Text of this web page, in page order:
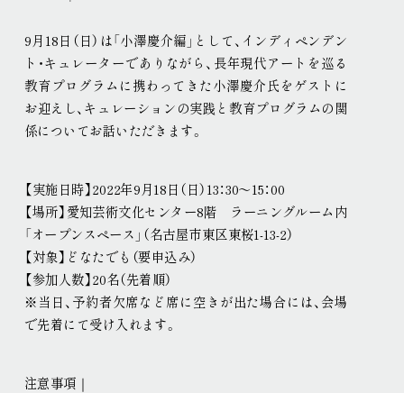
9月18日（日）は「小澤慶介編」として、インディペンデン
ト・キュレーターでありながら、長年現代アートを巡る
教育プログラムに携わってきた小澤慶介氏をゲストに
お迎えし、キュレーションの実践と教育プログラムの関
係についてお話いただきます。
【実施日時】2022年9月18日（日）13：30～15：00
【場所】愛知芸術文化センター8階 ラーニングルーム内
「オープンスペース」（名古屋市東区東桜1-13-2）
【対象】どなたでも（要申込み）
【参加人数】20名（先着順）
※当日、予約者欠席など席に空きが出た場合には、会場
で先着にて受け入れます。
注意事項｜